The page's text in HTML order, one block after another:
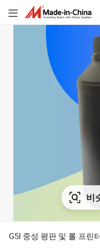
비
G5I 중성 평판 및 롤 프린